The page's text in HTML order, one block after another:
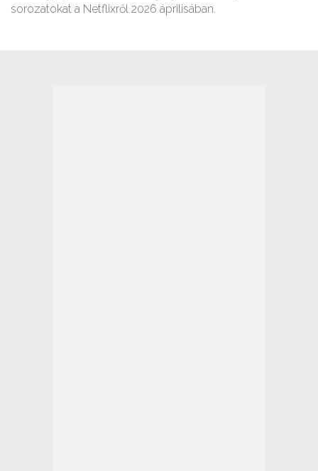
sorozatokat a Netflixről 2026 áprilisában.